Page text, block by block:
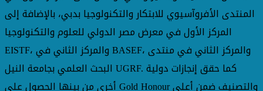
المنتدى الأفروآسيوي للابتكار والتكنولوجيا بدبي، بالإضافة إلى
المركز الأول في معرض مصر الدولي للعلوم والتكنولوجيا
EISTF، والمركز الثاني في BASEF، والمركز الثاني في منتدى
البحث العلمي بجامعة النيل UGRF. كما حقق إنجازات دولية
أخرى من بينها الحصول على Gold Honour والتصنيف ضمن أعلى